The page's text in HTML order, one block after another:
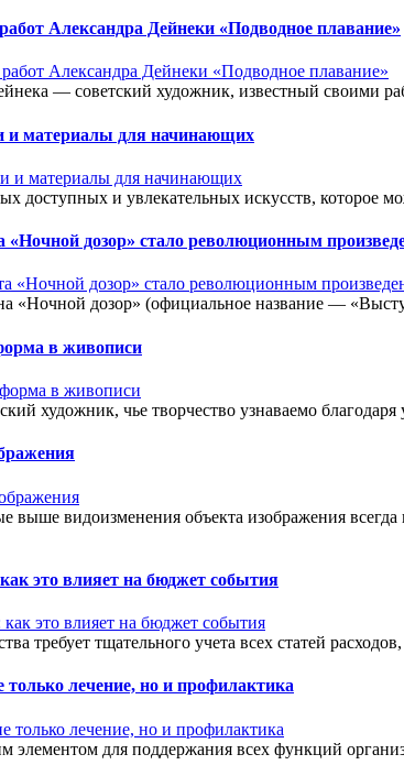
Александра Дейнеки «Подводное плавание»
— советский художник, известный своими
и материалы для начинающих
доступных и увлекательных искусств, которое
«Ночной дозор» стало революционным
«Ночной дозор» (официальное название —
в живописи
художник, чье творчество узнаваемо
выше видоизменения объекта изображения
это влияет на бюджет события
требует тщательного учета всех статей
только лечение, но и профилактика
элементом для поддержания всех функций